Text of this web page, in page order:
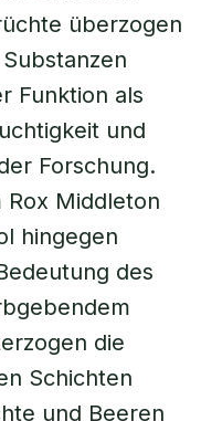
überzogen
Funktion als
und
Forschung.
Rox Middleton
hingegen
des
die
Schichten
und Beeren